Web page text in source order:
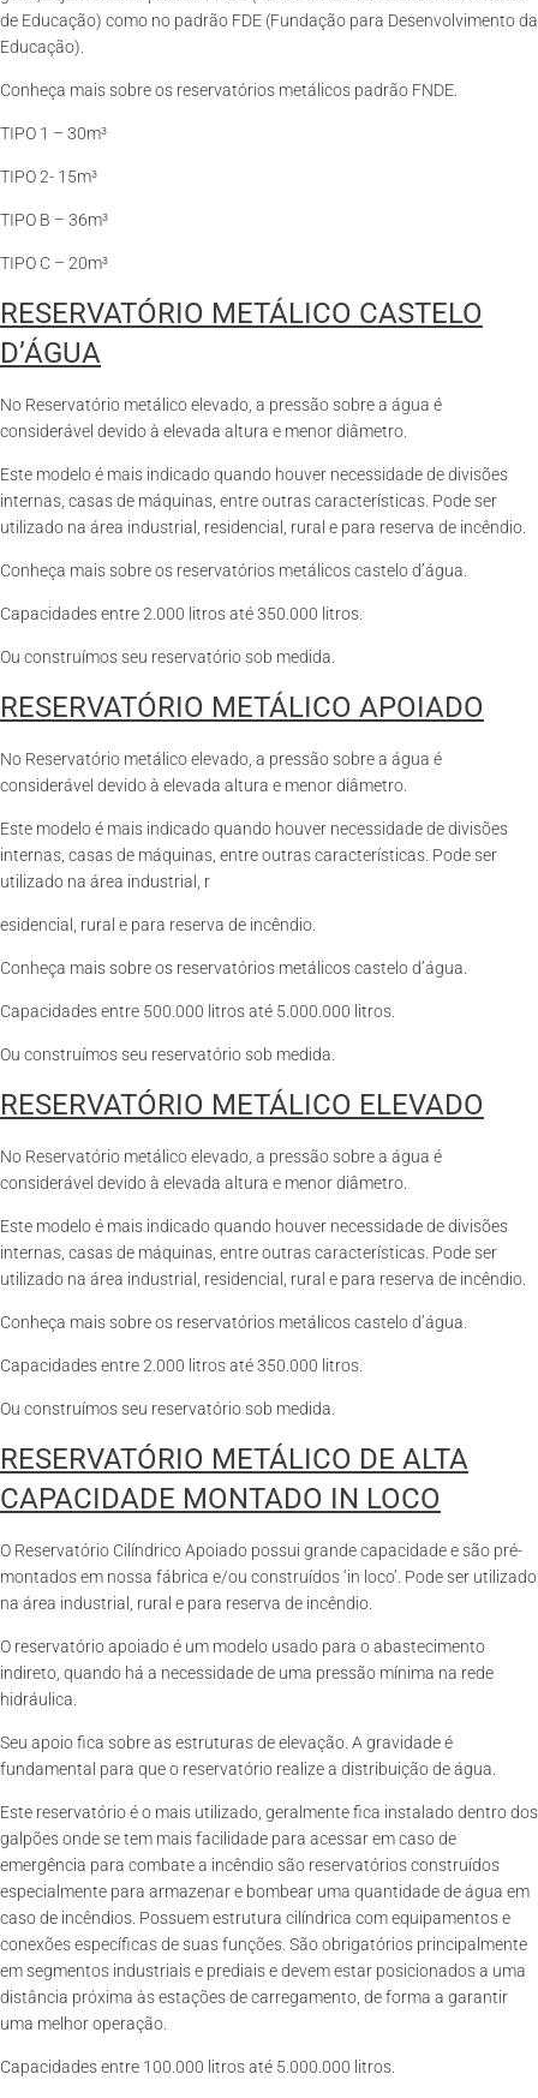
de Educação) como no padrão FDE (Fundação para Desenvolvimento da
Educação).
Conheça mais sobre os reservatórios metálicos padrão FNDE.
TIPO 1 – 30m³
TIPO 2- 15m³
TIPO B – 36m³
TIPO C – 20m³
RESERVATÓRIO METÁLICO CASTELO
D’ÁGUA
No Reservatório metálico elevado, a pressão sobre a água é
considerável devido à elevada altura e menor diâmetro.
Este modelo é mais indicado quando houver necessidade de divisões
internas, casas de máquinas, entre outras características. Pode ser
utilizado na área industrial, residencial, rural e para reserva de incêndio.
Conheça mais sobre os reservatórios metálicos castelo d’água.
Capacidades entre 2.000 litros até 350.000 litros.
Ou construímos seu reservatório sob medida.
RESERVATÓRIO METÁLICO APOIADO
No Reservatório metálico elevado, a pressão sobre a água é
considerável devido à elevada altura e menor diâmetro.
Este modelo é mais indicado quando houver necessidade de divisões
internas, casas de máquinas, entre outras características. Pode ser
utilizado na área industrial, r
esidencial, rural e para reserva de incêndio.
Conheça mais sobre os reservatórios metálicos castelo d’água.
Capacidades entre 500.000 litros até 5.000.000 litros.
Ou construímos seu reservatório sob medida.
RESERVATÓRIO METÁLICO ELEVADO
No Reservatório metálico elevado, a pressão sobre a água é
considerável devido à elevada altura e menor diâmetro.
Este modelo é mais indicado quando houver necessidade de divisões
internas, casas de máquinas, entre outras características. Pode ser
utilizado na área industrial, residencial, rural e para reserva de incêndio.
Conheça mais sobre os reservatórios metálicos castelo d’água.
Capacidades entre 2.000 litros até 350.000 litros.
Ou construímos seu reservatório sob medida.
RESERVATÓRIO METÁLICO DE ALTA
CAPACIDADE MONTADO IN LOCO
O Reservatório Cilíndrico Apoiado possui grande capacidade e são pré-
montados em nossa fábrica e/ou construídos ‘in loco’. Pode ser utilizado
na área industrial, rural e para reserva de incêndio.
O reservatório apoiado é um modelo usado para o abastecimento
indireto, quando há a necessidade de uma pressão mínima na rede
hidráulica.
Seu apoio fica sobre as estruturas de elevação. A gravidade é
fundamental para que o reservatório realize a distribuição de água.
Este reservatório é o mais utilizado, geralmente fica instalado dentro dos
galpões onde se tem mais facilidade para acessar em caso de
emergência para combate a incêndio são reservatórios construídos
especialmente para armazenar e bombear uma quantidade de água em
caso de incêndios. Possuem estrutura cilíndrica com equipamentos e
conexões específicas de suas funções. São obrigatórios principalmente
em segmentos industriais e prediais e devem estar posicionados a uma
distância próxima às estações de carregamento, de forma a garantir
uma melhor operação.
Capacidades entre 100.000 litros até 5.000.000 litros.